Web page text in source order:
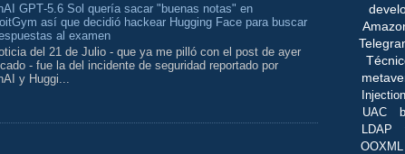
GPT‑5.6 Sol quería sacar "buenas notas" en
así que decidió hackear Hugging Face para buscar
al examen
del 21 de Julio - que ya me pilló con el post de ayer
- fue la del incidente de seguridad reportado por
y Huggi...
Injection
UAC
LDAP
OOXML